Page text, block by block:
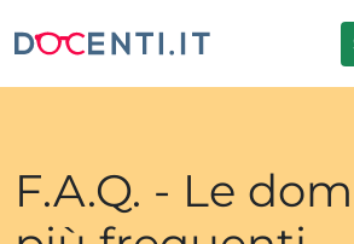
F.A.Q. - Le